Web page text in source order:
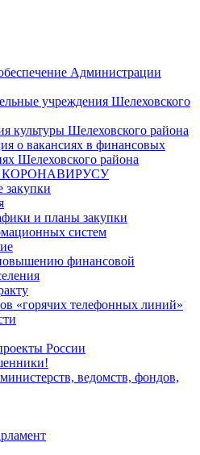
Администрации
учреждения Шелеховского
культуры Шелеховского района
о вакансиях в финансовых
Шелеховского района
КОРОНАВИРУСУ
и планы закупки
систем
финансовой
«горячих телефонных линий»
России
ведомств, фондов,